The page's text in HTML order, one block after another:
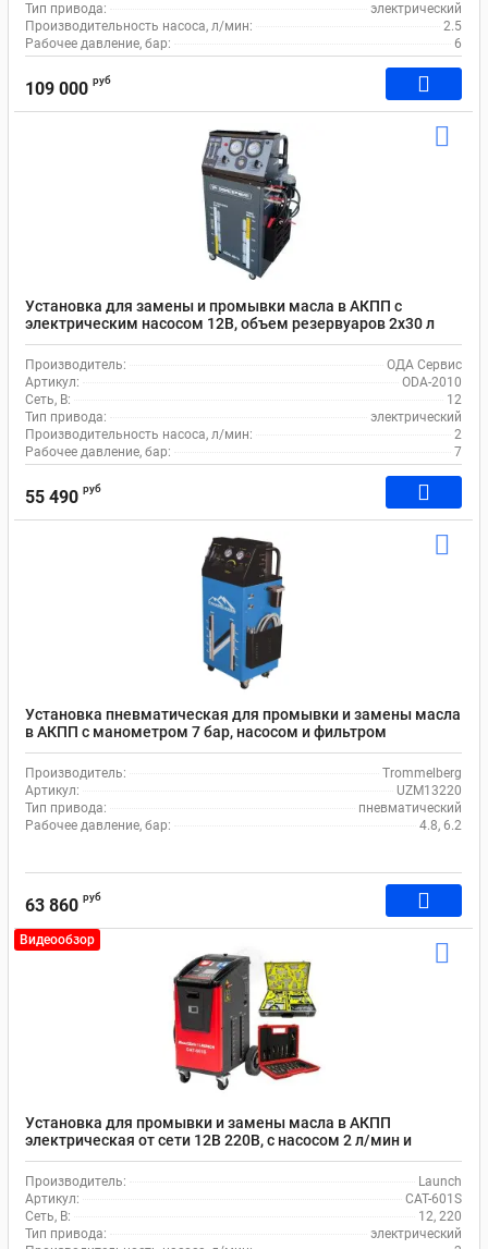
Тип привода:
электрический
Производительность насоса, л/мин:
2.5
Рабочее давление, бар:
6
109 000 руб
Установка для замены и промывки масла в АКПП с
электрическим насосом 12В, объем резервуаров 2х30 л
ОДА Сервис ODA-2010
Производитель:
ОДА Сервис
Артикул:
ODA-2010
Сеть, В:
12
Тип привода:
электрический
Производительность насоса, л/мин:
2
Рабочее давление, бар:
7
55 490 руб
Установка пневматическая для промывки и замены масла
в АКПП с манометром 7 бар, насосом и фильтром
Trommelberg UZM13220
Производитель:
Trommelberg
Артикул:
UZM13220
Тип привода:
пневматический
Рабочее давление, бар:
4.8, 6.2
63 860 руб
Видеообзор
Установка для промывки и замены масла в АКПП
электрическая от сети 12В 220В, с насосом 2 л/мин и
комплектом адаптеров, Launch CAT-601S
Производитель:
Launch
Артикул:
CAT-601S
Сеть, В:
12, 220
Тип привода:
электрический